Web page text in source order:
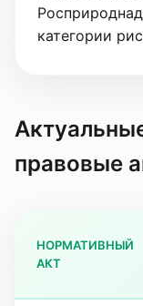
категории
правовые
НОРМАТИВНЫЙ
АКТ